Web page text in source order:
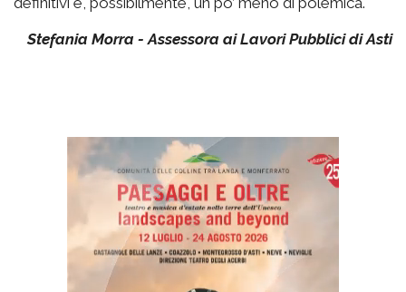
Stefania Morra - Assessora ai Lavori Pubblici di Asti